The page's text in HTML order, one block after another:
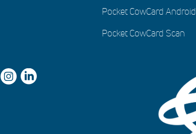
Pocket CowCard Android
Pocket CowCard Scan